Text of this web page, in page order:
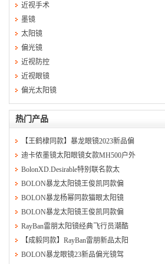
近视手术
墨镜
太阳镜
偏光镜
近视防控
近视眼镜
偏光太阳镜
热门产品
【王鹤棣同款】暴龙眼镜2023新品偏
迪卡侬墨镜太阳眼镜女款MH500户外
BolonXD.Desirable特别联名款太
BOLON暴龙太阳镜王俊凯同款偏
BOLON暴龙杨幂同款猫眼太阳镜
BOLON暴龙太阳镜王俊凯同款偏
RayBan雷朋太阳镜经典飞行员潮酷
【成毅同款】RayBan雷朋新品太阳
BOLON暴龙眼镜23新品偏光镜驾